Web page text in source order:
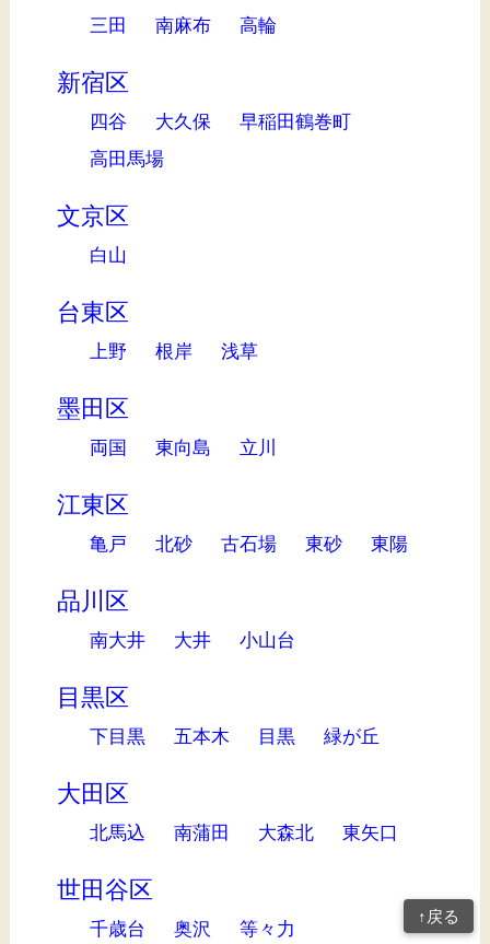
三田 南麻布 高輪
新宿区
四谷 大久保
早稲田鶴巻町
高田馬場
文京区
白山
台東区
上野 根岸 浅草
墨田区
両国 東向島 立川
江東区
亀戸 北砂 古石場 東砂 東陽
品川区
南大井 大井 小山台
目黒区
下目黒 五本木 目黒 緑が丘
大田区
北馬込 南蒲田 大森北 東矢口
世田谷区
千歳台 奥沢 等々力
↑戻る